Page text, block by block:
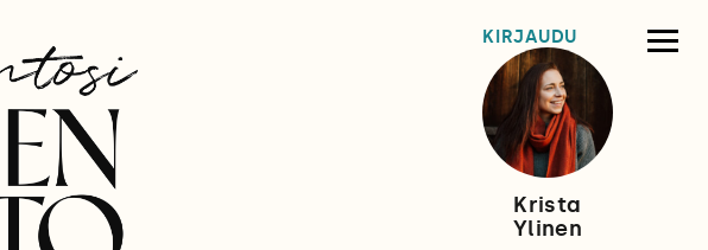
KIRJAUDU
Krista
Ylinen